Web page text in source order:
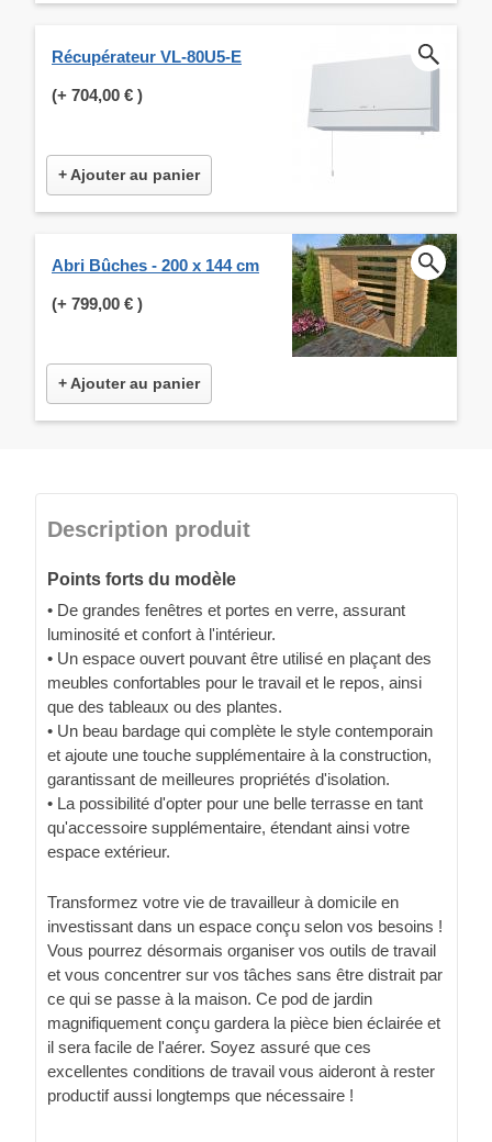
Récupérateur VL-80U5-E
(+ 704,00 € )
+ Ajouter au panier
Abri Bûches - 200 x 144 cm
(+ 799,00 € )
+ Ajouter au panier
Description produit
Points forts du modèle
• De grandes fenêtres et portes en verre, assurant
luminosité et confort à l'intérieur.
• Un espace ouvert pouvant être utilisé en plaçant des
meubles confortables pour le travail et le repos, ainsi
que des tableaux ou des plantes.
• Un beau bardage qui complète le style contemporain
et ajoute une touche supplémentaire à la construction,
garantissant de meilleures propriétés d'isolation.
• La possibilité d'opter pour une belle terrasse en tant
qu'accessoire supplémentaire, étendant ainsi votre
espace extérieur.
Transformez votre vie de travailleur à domicile en
investissant dans un espace conçu selon vos besoins !
Vous pourrez désormais organiser vos outils de travail
et vous concentrer sur vos tâches sans être distrait par
ce qui se passe à la maison. Ce pod de jardin
magnifiquement conçu gardera la pièce bien éclairée et
il sera facile de l'aérer. Soyez assuré que ces
excellentes conditions de travail vous aideront à rester
productif aussi longtemps que nécessaire !